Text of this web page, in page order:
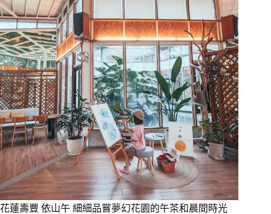
花蓮壽豐 依山午 細細品嘗夢幻花園的午茶和晨間時光